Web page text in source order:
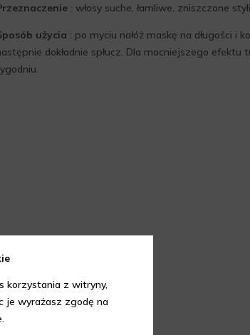
: włosy suche, łamliwe, zniszczone
użycia : po myciu nałóż maskę na długości i
dokładnie spłucz. Dla mocniejszego
korzystania z witryny,
je wyrażasz zgodę na